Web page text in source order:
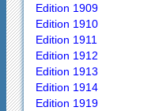
Edition 1909
Edition 1910
Edition 1911
Edition 1912
Edition 1913
Edition 1914
Edition 1919